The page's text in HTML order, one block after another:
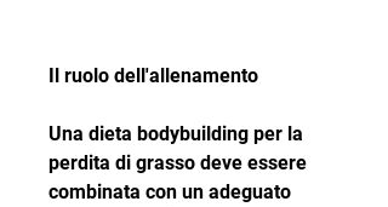
Il ruolo dell'allenamento
Una dieta bodybuilding per la
perdita di grasso deve essere
combinata con un adeguato